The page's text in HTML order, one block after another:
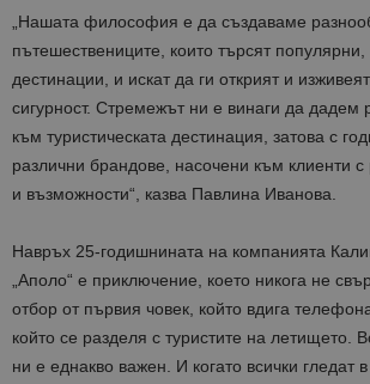
„Нашата философия е да създаваме
пътешествениците, които търсят
дестинации, и искат да ги открият и
сигурност. Стремежът ни е винаги да дадем
към туристическата дестинация, затова с
различни брандове, насочени към клиенти с
и възможности“, казва Павлина Иванова.
Навръх 25-годишнината на компанията
„Аполо“ е приключение, което никога не
отбор от първия човек, който вдига
който се разделя с туристите на летището.
ни е еднакво важен. И когато всички гледат